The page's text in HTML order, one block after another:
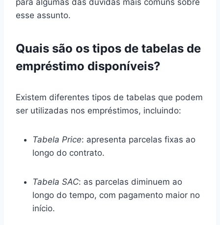
esse assunto.
Quais são os tipos de tabelas de
empréstimo disponíveis?
Existem diferentes tipos de tabelas que podem
ser utilizadas nos empréstimos, incluindo:
Tabela Price: apresenta parcelas fixas ao
longo do contrato.
Tabela SAC: as parcelas diminuem ao
longo do tempo, com pagamento maior no
início.